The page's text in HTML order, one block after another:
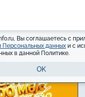
Вы соглашаетесь с
Персональных данных и с
в данной Политике.
OK